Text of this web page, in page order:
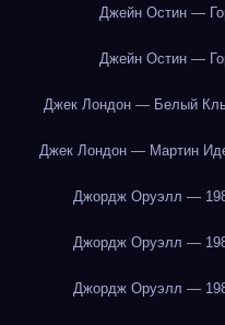
Джейн Остин —
Джейн Остин —
Джек Лондон — Белый
Джек Лондон — Мартин
Джордж Оруэлл —
Джордж Оруэлл —
Джордж Оруэлл —